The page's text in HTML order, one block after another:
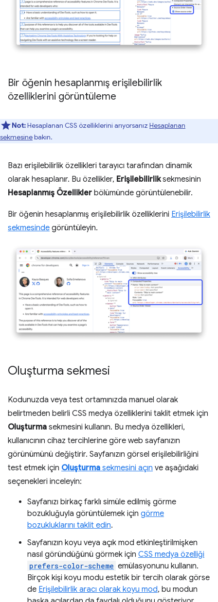
Bir öğenin hesaplanmış erişilebilirlik
özelliklerini görüntüleme
Not:Hesaplanan CSS özelliklerini arıyorsanız Hesaplanan
sekmesinebakın.
Bazı erişilebilirlik özellikleri tarayıcı tarafından dinamik
olarak hesaplanır. Bu özellikler, Erişilebilirliksekmesinin
Hesaplanmış Özellikler bölümünde görüntülenebilir.
Bir öğenin hesaplanmış erişilebilirlik özelliklerini Erişilebilirlik
sekmesinde görüntüleyin.
Oluşturma sekmesi
Kodunuzda veya test ortamınızda manuel olarak
belirtmeden belirli CSS medya özelliklerini taklit etmek için
Oluşturma sekmesini kullanın. Bu medya özellikleri,
kullanıcının cihaz tercihlerine göre web sayfanızın
görünümünü değiştirir. Sayfanızın görsel erişilebilirliğini
test etmek için Oluşturma sekmesini açın ve aşağıdaki
seçenekleri inceleyin:
Sayfanızı birkaç farklı simüle edilmiş görme
bozukluğuyla görüntülemek için görme
bozukluklarını taklit edin.
Sayfanızın koyu veya açık mod etkinleştirilmişken
nasıl göründüğünü görmek için CSS medya özelliği
prefers-color-scheme emülasyonunu kullanın.
Birçok kişi koyu modu estetik bir tercih olarak görse
de Erişilebilirlik aracı olarak koyu mod, bu modun